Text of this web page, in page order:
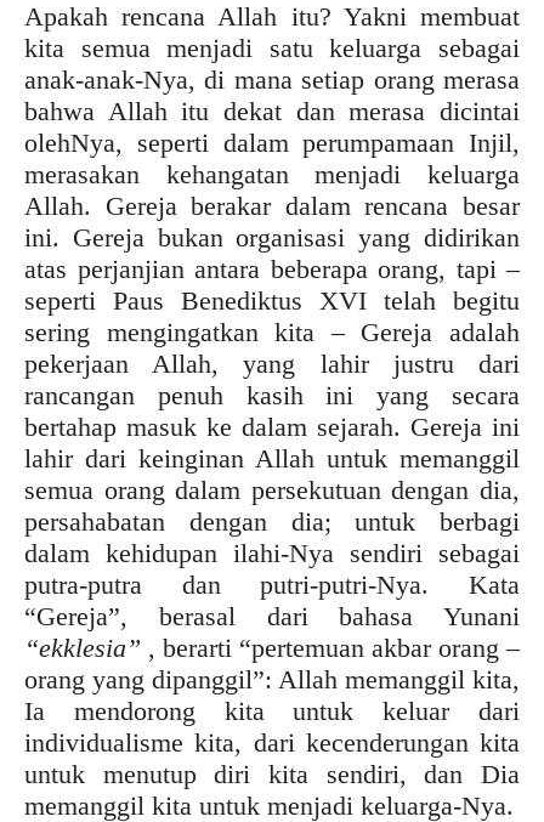
Apakah rencana Allah itu? Yakni membuat
kita semua menjadi satu keluarga sebagai
anak-anak-Nya, di mana setiap orang merasa
bahwa Allah itu dekat dan merasa dicintai
olehNya, seperti dalam perumpamaan Injil,
merasakan kehangatan menjadi keluarga
Allah. Gereja berakar dalam rencana besar
ini. Gereja bukan organisasi yang didirikan
atas perjanjian antara beberapa orang, tapi –
seperti Paus Benediktus XVI telah begitu
sering mengingatkan kita – Gereja adalah
pekerjaan Allah, yang lahir justru dari
rancangan penuh kasih ini yang secara
bertahap masuk ke dalam sejarah. Gereja ini
lahir dari keinginan Allah untuk memanggil
semua orang dalam persekutuan dengan dia,
persahabatan dengan dia; untuk berbagi
dalam kehidupan ilahi-Nya sendiri sebagai
putra-putra dan putri-putri-Nya. Kata
“Gereja”, berasal dari bahasa Yunani
“ekklesia” , berarti “pertemuan akbar orang –
orang yang dipanggil”: Allah memanggil kita,
Ia mendorong kita untuk keluar dari
individualisme kita, dari kecenderungan kita
untuk menutup diri kita sendiri, dan Dia
memanggil kita untuk menjadi keluarga-Nya.